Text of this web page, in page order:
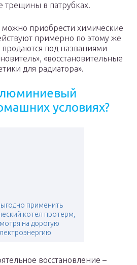
трещины в патрубках.
приобрести химические
примерно по этому же
под названиями
«восстановительные
для радиатора».
условиях?
применить
котел протерм,
на дорогую
восстановление –